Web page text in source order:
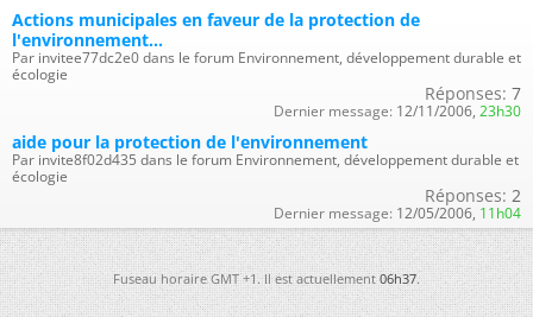
Actions municipales en faveur de la protection de
l'environnement...
Par invitee77dc2e0 dans le forum Environnement, développement durable et
écologie
Réponses: 7
Dernier message: 12/11/2006, 23h30
aide pour la protection de l'environnement
Par invite8f02d435 dans le forum Environnement, développement durable et
écologie
Réponses: 2
Dernier message: 12/05/2006, 11h04
Fuseau horaire GMT +1. Il est actuellement06h37.